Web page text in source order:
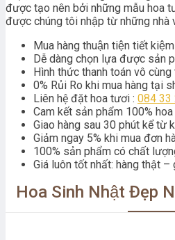
được tạo nên bởi những mẫu hoa
được chúng tôi nhập từ những nhà
Mua hàng thuận tiện tiết
Dễ dàng chọn lựa được sản
Hình thức thanh toán vô cùng
0% Rủi Ro khi mua hàng tại
Liên hệ đặt hoa tươi : 084 33
Cam kết sản phẩm 100%
Giao hàng sau 30 phút kể từ
Giảm ngay 5% khi mua đơn
100% sản phẩm có chất
Giá luôn tốt nhất: hàng thật –
Hoa Sinh Nhật Đẹp